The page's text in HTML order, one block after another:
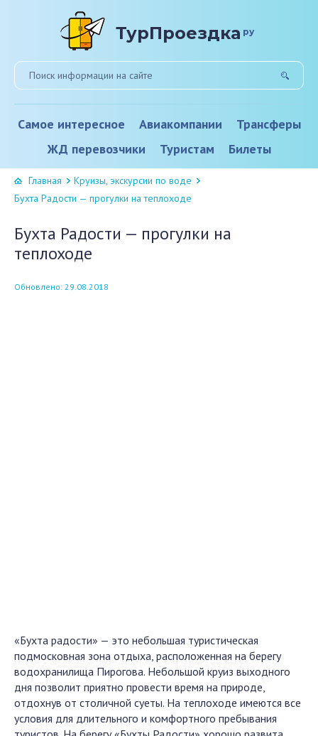
ТурПроездка ру
Самое интересное Авиакомпании
Трансферы
ЖД перевозчики
Туристам Билеты
Главная
Круизы, экскурсии по воде
Бухта Радости — прогулки на теплоходе
Бухта Радости — прогулки на
теплоходе
Обновлено: 29.08.2018
«Бухта радости» — это небольшая туристическая
подмосковная зона отдыха, расположенная на берегу
водохранилища Пирогова. Небольшой круиз выходного
дня позволит приятно провести время на природе,
отдохнув от столичной суеты. На теплоходе имеются все
условия для длительного и комфортного пребывания